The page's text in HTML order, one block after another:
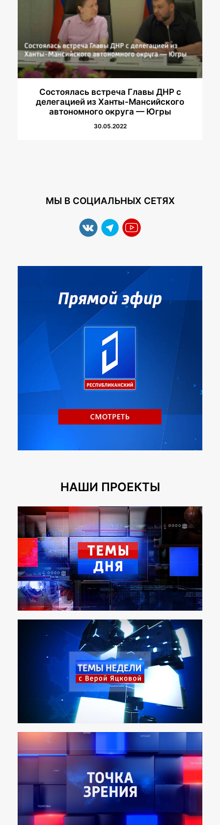
Состоялась встреча Главы ДНР с
делегацией из Ханты-Мансийского
автономного округа — Югры
30.05.2022
МЫ В СОЦИАЛЬНЫХ СЕТЯХ
НАШИ ПРОЕКТЫ